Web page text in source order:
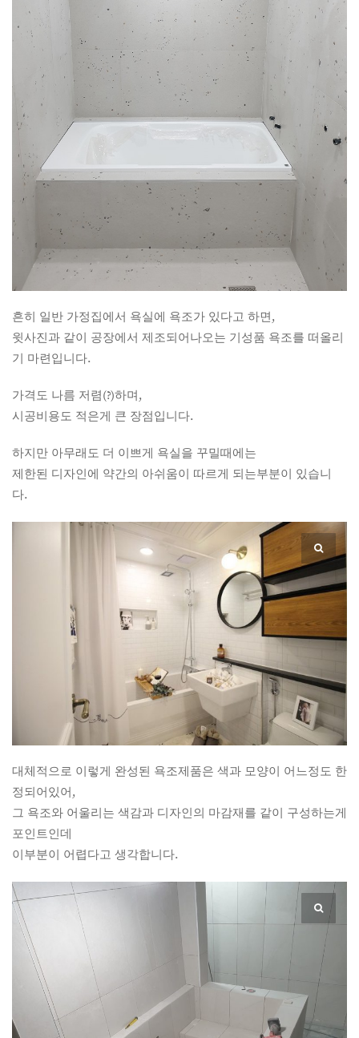
흔히 일반 가정집에서 욕실에 욕조가 있다고 하면,
윗사진과 같이 공장에서 제조되어나오는 기성품 욕조를 떠올리
기 마련입니다.
가격도 나름 저렴(?)하며,
시공비용도 적은게 큰 장점입니다.
하지만 아무래도 더 이쁘게 욕실을 꾸밀때에는
제한된 디자인에 약간의 아쉬움이 따르게 되는부분이 있습니
다.
대체적으로 이렇게 완성된 욕조제품은 색과 모양이 어느정도 한
정되어있어,
그 욕조와 어울리는 색감과 디자인의 마감재를 같이 구성하는게
포인트인데
이부분이 어렵다고 생각합니다.